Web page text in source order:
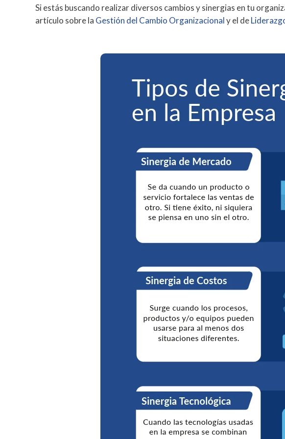
Si estás buscando realizar diversos cambios y sinergias en tu
artículo sobre la Gestión del Cambio Organizacionaly el de